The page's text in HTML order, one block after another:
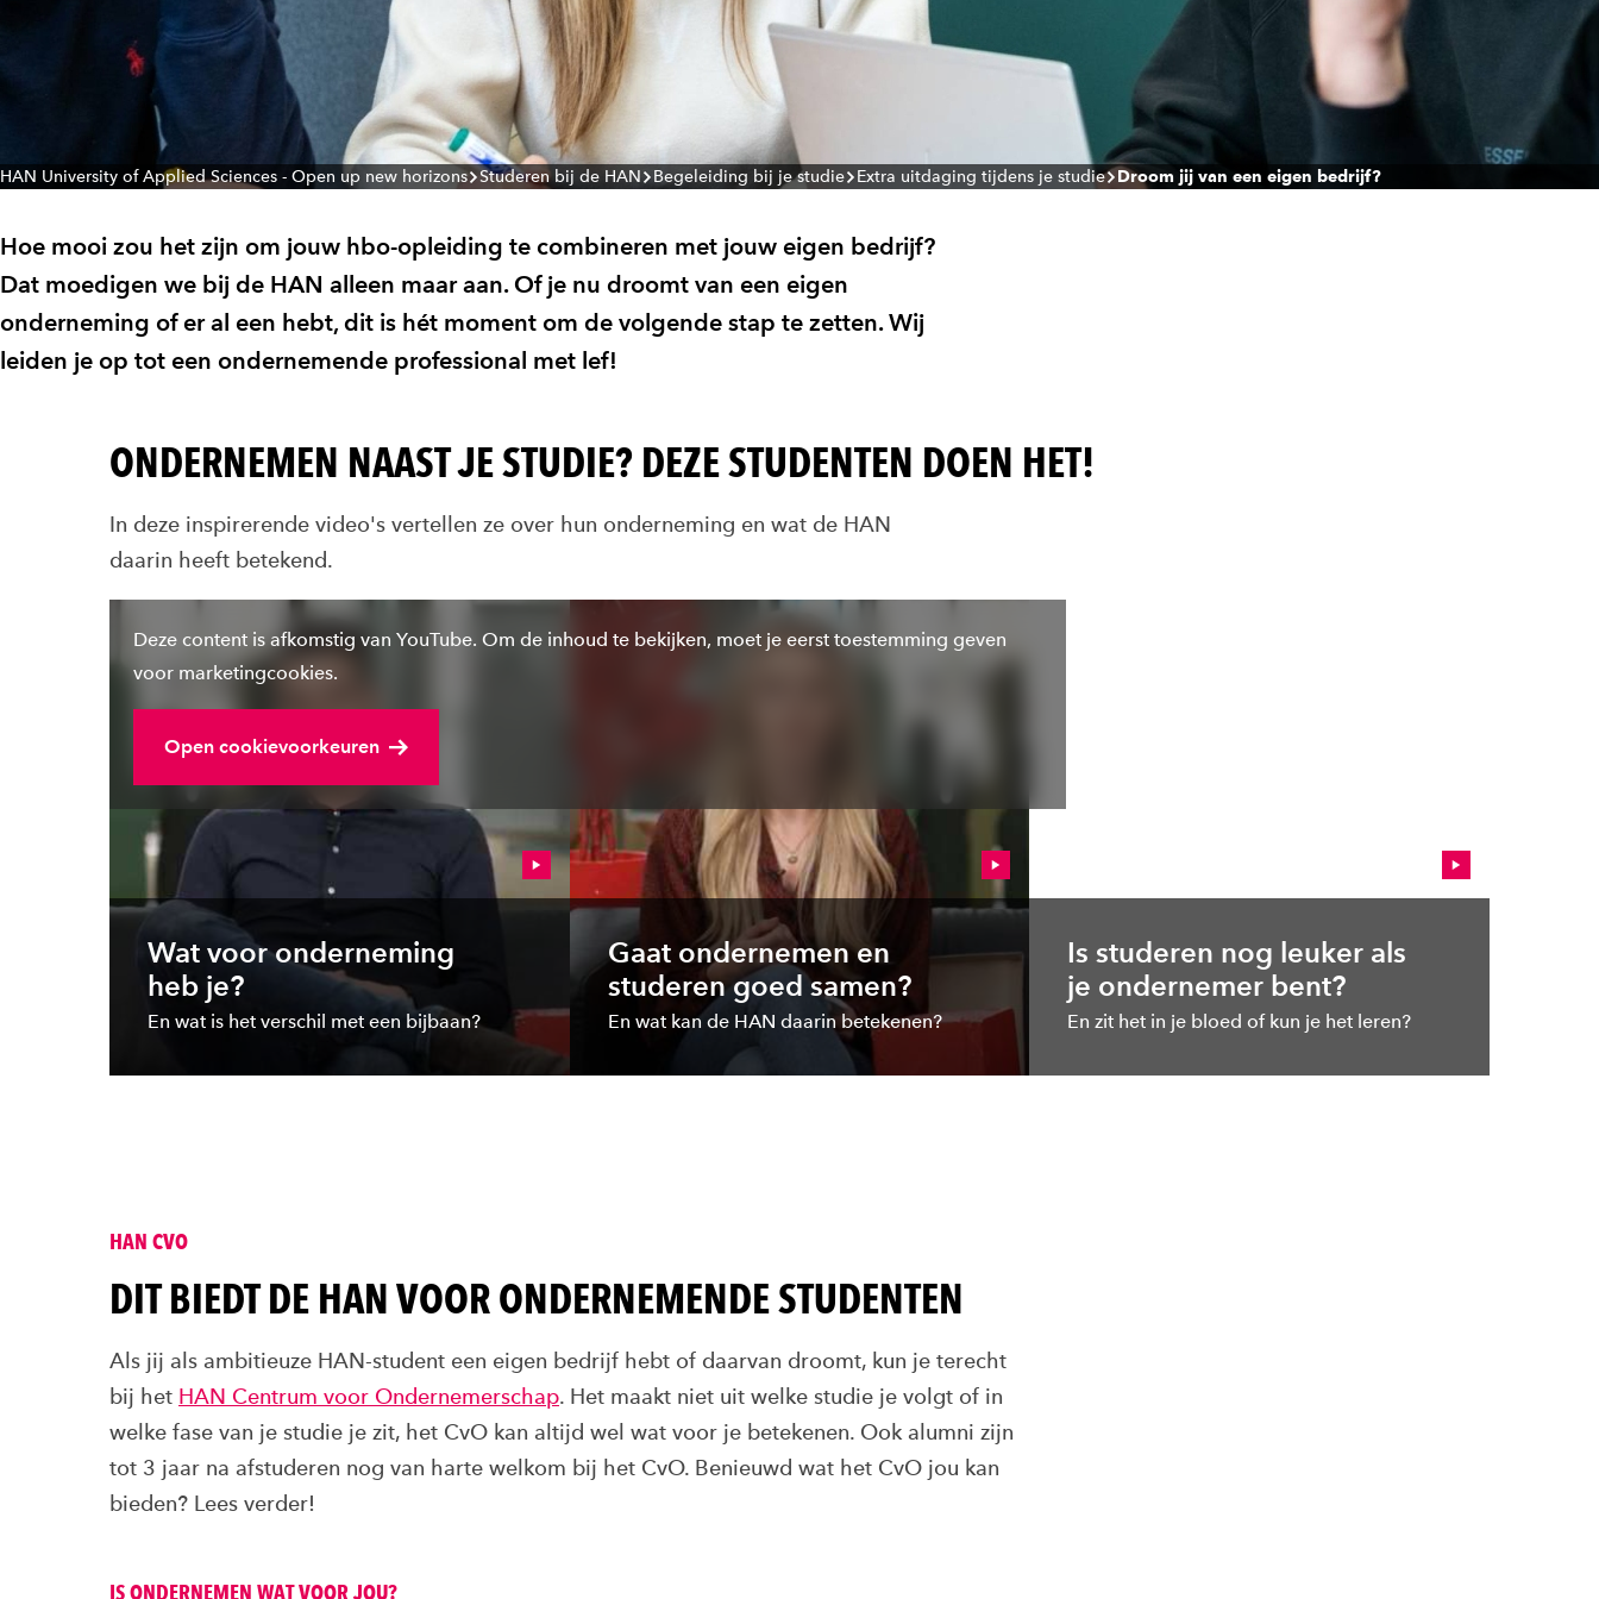
HAN University of Applied Sciences - Open up new horizons Studeren bij de HAN Begeleiding bij je studie Extra uitdaging tijdens je studie Droom jij van een eigen bedrijf?
Hoe mooi zou het zijn om jouw hbo-opleiding te combineren met jouw eigen bedrijf?
Dat moedigen we bij de HAN alleen maar aan. Of je nu droomt van een eigen
onderneming of er al een hebt, dit is hét moment om de volgende stap te zetten. Wij
leiden je op tot een ondernemende professional met lef!
ONDERNEMEN NAAST JE STUDIE? DEZE STUDENTEN DOEN HET!
In deze inspirerende video's vertellen ze over hun onderneming en wat de HAN
daarin heeft betekend.
Wat voor onderneming
heb je?
En wat is het verschil met een bijbaan?
Gaat ondernemen en
studeren goed samen?
En wat kan de HAN daarin betekenen?
Is studeren nog leuker als
je ondernemer bent?
En zit het in je bloed of kun je het leren?
Deze content is afkomstig van YouTube. Om de inhoud te bekijken, moet je eerst toestemming geven
voor marketingcookies.
Open cookievoorkeuren
HAN CVO
DIT BIEDT DE HAN VOOR ONDERNEMENDE STUDENTEN
Als jij als ambitieuze HAN-student een eigen bedrijf hebt of daarvan droomt, kun je terecht
bij het HAN Centrum voor Ondernemerschap. Het maakt niet uit welke studie je volgt of in
welke fase van je studie je zit, het CvO kan altijd wel wat voor je betekenen. Ook alumni zijn
tot 3 jaar na afstuderen nog van harte welkom bij het CvO. Benieuwd wat het CvO jou kan
bieden? Lees verder!
IS ONDERNEMEN WAT VOOR JOU?